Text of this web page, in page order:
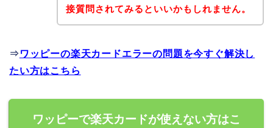
接質問されてみるといいかもしれません。
⇒ ワッピーの楽天カードエラーの問題を今すぐ解決し
たい方はこちら
ワッピーで楽天カードが使えない方はこ